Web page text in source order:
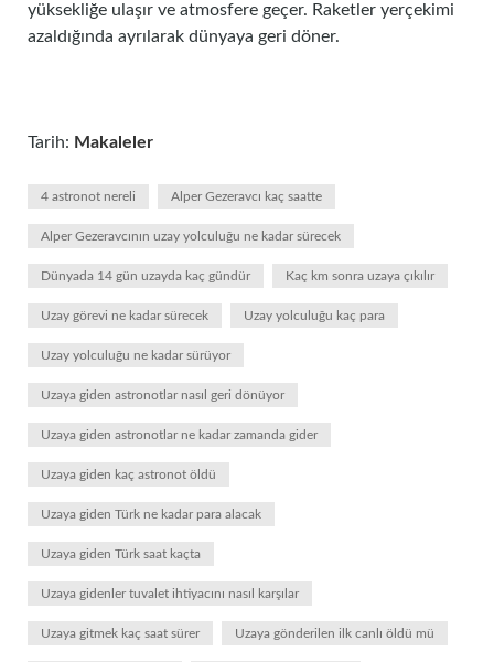
yüksekliğe ulaşır ve atmosfere geçer. Raketler yerçekimi
azaldığında ayrılarak dünyaya geri döner.
Tarih: Makaleler
4 astronot nereli Alper Gezeravcı kaç saatte
Alper Gezeravcının uzay yolculuğu ne kadar sürecek
Dünyada 14 gün uzayda kaç gündür Kaç km sonra uzaya çıkılır
Uzay görevi ne kadar sürecek Uzay yolculuğu kaç para
Uzay yolculuğu ne kadar sürüyor
Uzaya giden astronotlar nasıl geri dönüyor
Uzaya giden astronotlar ne kadar zamanda gider
Uzaya giden kaç astronot öldü
Uzaya giden Türk ne kadar para alacak
Uzaya giden Türk saat kaçta
Uzaya gidenler tuvalet ihtiyacını nasıl karşılar
Uzaya gitmek kaç saat sürer Uzaya gönderilen ilk canlı öldü mü